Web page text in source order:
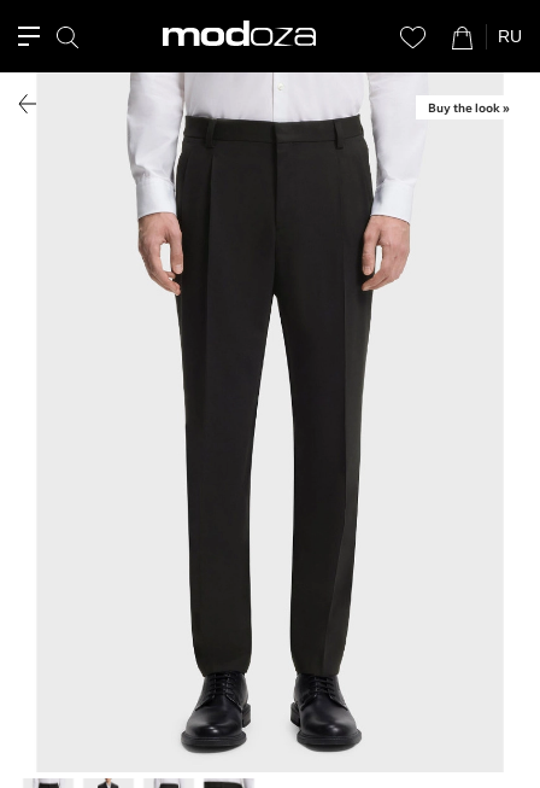
RU
Buy the look »